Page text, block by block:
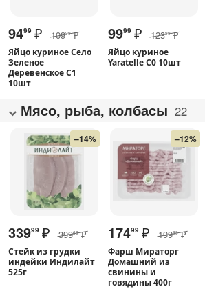
9499 ₽ 10999 ₽
Яйцо куриное Село
Зеленое
Деревенское С1
10шт
9999 ₽ 12399 ₽
Яйцо куриное
Yaratelle С0 10шт
Мясо, рыба, колбасы 22
–14%
33999 ₽ 39969 ₽
Стейк из грудки
индейки Индилайт
525г
–12%
17499 ₽ 19999 ₽
Фарш Мираторг
Домашний из
свинины и
говядины 400г